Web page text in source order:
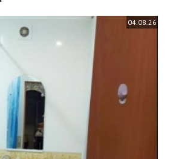
04.08.26